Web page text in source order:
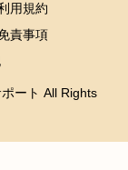
用規約
責事項
ート All Rights